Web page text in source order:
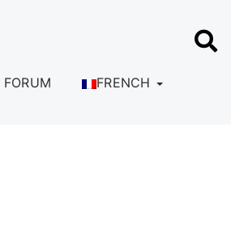
FORUM FRENCH